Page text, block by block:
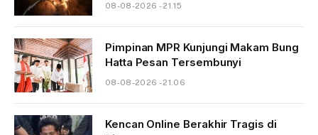
08-08-2026 - 21.15
Pimpinan MPR Kunjungi Makam Bung
Hatta Pesan Tersembunyi
08-08-2026 - 21.06
Kencan Online Berakhir Tragis di